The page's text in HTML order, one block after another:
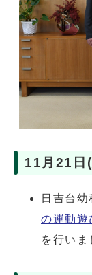
11月21日
日吉台幼
の運動遊
を行いま